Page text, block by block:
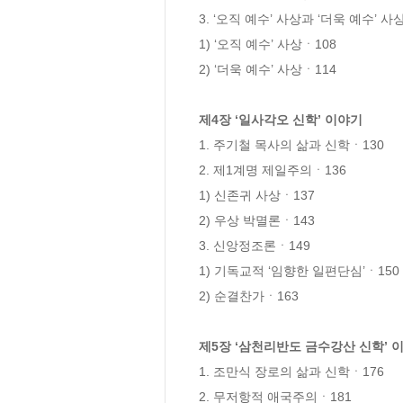
3. ‘오직 예수’ 사상과 ‘더욱 예수’ 사
1) ‘오직 예수’ 사상ㆍ108
2) ‘더욱 예수’ 사상ㆍ114
제4장 ‘일사각오 신학’ 이야기
1. 주기철 목사의 삶과 신학ㆍ130
2. 제1계명 제일주의ㆍ136
1) 신존귀 사상ㆍ137
2) 우상 박멸론ㆍ143
3. 신앙정조론ㆍ149
1) 기독교적 ‘임향한 일편단심’ㆍ150
2) 순결찬가ㆍ163
제5장 ‘삼천리반도 금수강산 신학’ 이
1. 조만식 장로의 삶과 신학ㆍ176
2. 무저항적 애국주의ㆍ181